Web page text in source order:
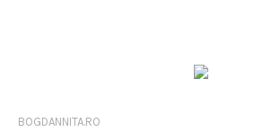
BOGDANNITA.RO